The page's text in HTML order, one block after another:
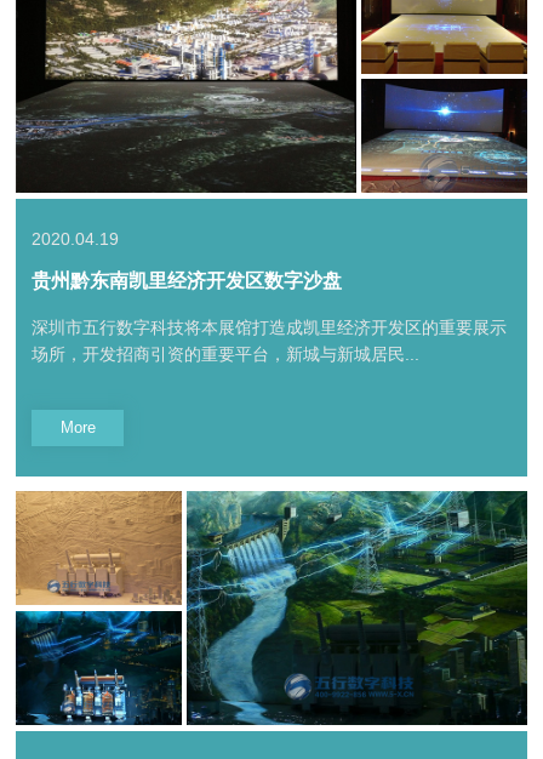
2020.04.19
贵州黔东南凯里经济开发区数字沙盘
深圳市五行数字科技将本展馆打造成凯里经济开发区的重要展示
场所，开发招商引资的重要平台，新城与新城居民...
More